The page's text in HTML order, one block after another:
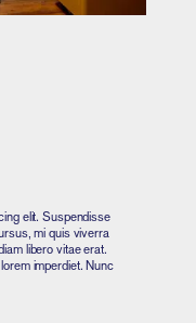
elit. Suspendisse
mi quis viverra
libero vitae erat.
imperdiet. Nunc